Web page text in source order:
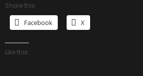
Share this:
Facebook X
Like this: